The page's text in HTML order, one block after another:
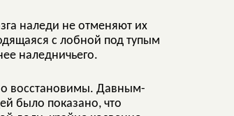
наледи не отменяют их
с лобной под тупым
наледничьего.
восстановимы. Давным-
было показано, что